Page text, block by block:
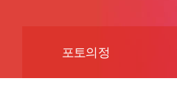
포토의정